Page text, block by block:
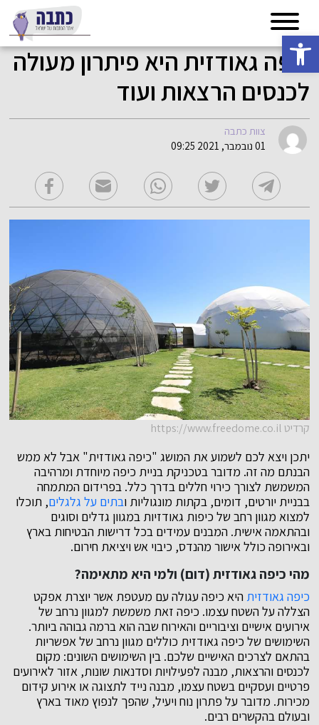
פתח סרגל נגישות
כיפה גאודזית היא פיתרון מעולה
לכנסים הרצאות ועוד
צוות כתבה
01 נובמבר, 2021 09:25
קרדיט https://www.freedome.co.il
יתכן ויצא לכם לשמוע את המושג "כיפה גאודזית" אבל לא ממש
הבנתם מה זה. מדובר בטכניקת בניית כיפה מיוחדת ומרהיבה
המשמשת לצורך כירוי חללים בדרך כלל. בפרידום המתמחה
בבניית יורטים, דומים, בקתות מונגוליות ובתים על גלגלים, תוכלו
למצוא מגוון רחב של כיפות גאודזיות במגוון גדלים וסוגים
ובהתאמה אישית. המבנים עמידים בכל דרישות הבטיחות בארץ
ובאירופה כולל אישור מהנדס, כיבוי אש ויציאת חירום.
מהי כיפה גאודזית (דום) ולמי היא מתאימה?
כיפה גאודזית היא כיפה עגולה עם מעטפת אשר יוצרת אפקט
הצללה על השטח עצמו. כיפה זאת משמשת למגוון נרחב של
אירועים אישיים וציבוריים והאירוח שבה הוא ברמה גבוהה ביותר.
השימושים של כיפה גאודזית כוללים מגוון נרחב של אפשריות
בהתאם לצרכים האישיים שלכם. בין השימושים השונים: מקום
לכנסים והרצאות, מבנה לפעילויות וסדנאות שונות, אזור לאירועים
פרטיים ועסקיים בשטח עצמו, מבנה נייד לתצוגה או אירוע קידום
מכירות. מדובר על פתרון נוח ויעיל, שהפך לנפוץ מאוד בארץ
ובעולם בהקשרים רבים.